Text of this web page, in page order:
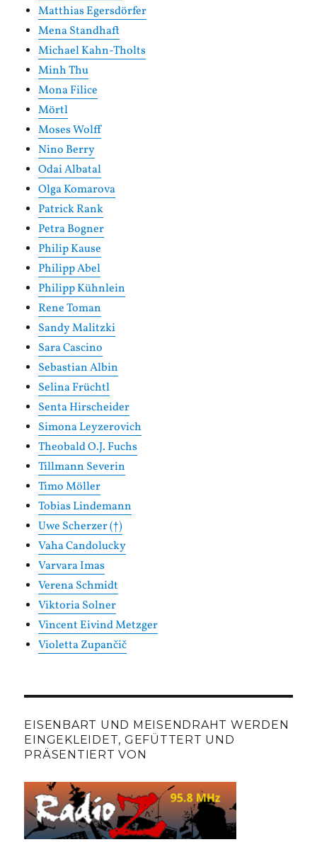
Matthias Egersdörfer
Mena Standhaft
Michael Kahn-Tholts
Minh Thu
Mona Filice
Mörtl
Moses Wolff
Nino Berry
Odai Albatal
Olga Komarova
Patrick Rank
Petra Bogner
Philip Kause
Philipp Abel
Philipp Kühnlein
Rene Toman
Sandy Malitzki
Sara Cascino
Sebastian Albin
Selina Früchtl
Senta Hirscheider
Simona Leyzerovich
Theobald O.J. Fuchs
Tillmann Severin
Timo Möller
Tobias Lindemann
Uwe Scherzer (†)
Vaha Candolucky
Varvara Imas
Verena Schmidt
Viktoria Solner
Vincent Eivind Metzger
Violetta Zupančič
EISENBART UND MEISENDRAHT WERDEN
EINGEKLEIDET, GEFÜTTERT UND
PRÄSENTIERT VON